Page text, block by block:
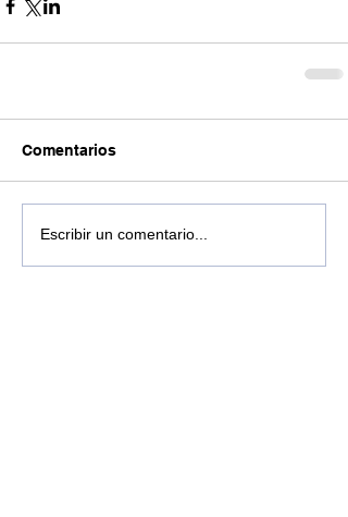
Comentarios
Escribir un comentario...